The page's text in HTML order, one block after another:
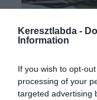
Keresztlabda -
Information
If you wish to opt-
processing of your
targeted advertising